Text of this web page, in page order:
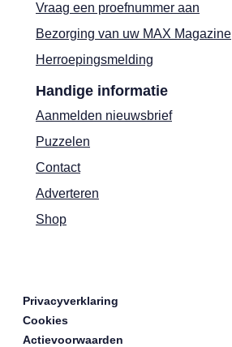
Vraag een proefnummer aan
Bezorging van uw MAX Magazine
Herroepingsmelding
Handige informatie
Aanmelden nieuwsbrief
Puzzelen
Contact
Adverteren
Shop
Privacyverklaring
Cookies
Actievoorwaarden